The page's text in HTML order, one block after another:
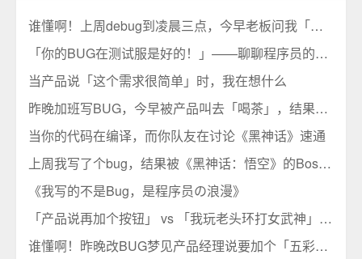
谁懂啊！上周debug到凌晨三点，今早老板问我「这周能摸鱼吗」
「你的BUG在测试服是好的！」——聊聊程序员的日常与那些年我们追过的神梗
当产品说「这个需求很简单」时，我在想什么
昨晚加班写BUG，今早被产品叫去「喝茶」，结果……
当你的代码在编译，而你队友在讨论《黑神话》速通
上周我写了个bug，结果被《黑神话：悟空》的Boss附体了……
《我写的不是Bug，是程序员の浪漫》
「产品说再加个按钮」 vs 「我玩老头环打女武神」——哪个更让你血压升高？
谁懂啊！昨晚改BUG梦见产品经理说要加个「五彩斑斓的黑」